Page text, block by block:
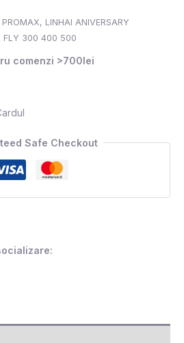
, LINHAI ANIVERSARY
FLY 300 400 500
comenzi >700lei
Safe Checkout